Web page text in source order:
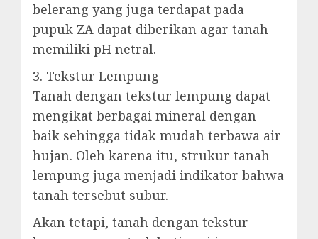
belerang yang juga terdapat pada
pupuk ZA dapat diberikan agar tanah
memiliki pH netral.
3. Tekstur Lempung
Tanah dengan tekstur lempung dapat
mengikat berbagai mineral dengan
baik sehingga tidak mudah terbawa air
hujan. Oleh karena itu, strukur tanah
lempung juga menjadi indikator bahwa
tanah tersebut subur.
Akan tetapi, tanah dengan tekstur